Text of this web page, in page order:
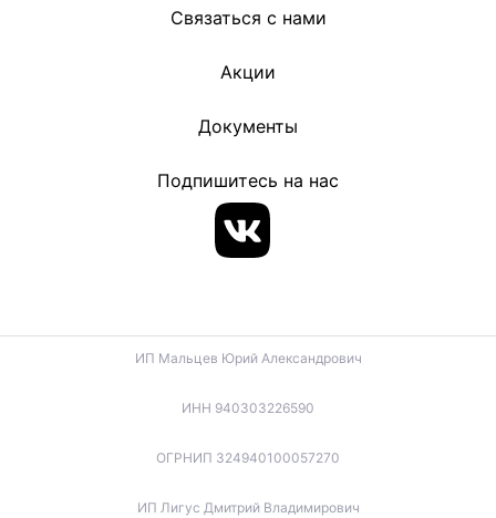
Связаться с нами
Акции
Документы
Подпишитесь на нас
ИП Мальцев Юрий Александрович
ИНН 940303226590
ОГРНИП 324940100057270
ИП Лигус Дмитрий Владимирович